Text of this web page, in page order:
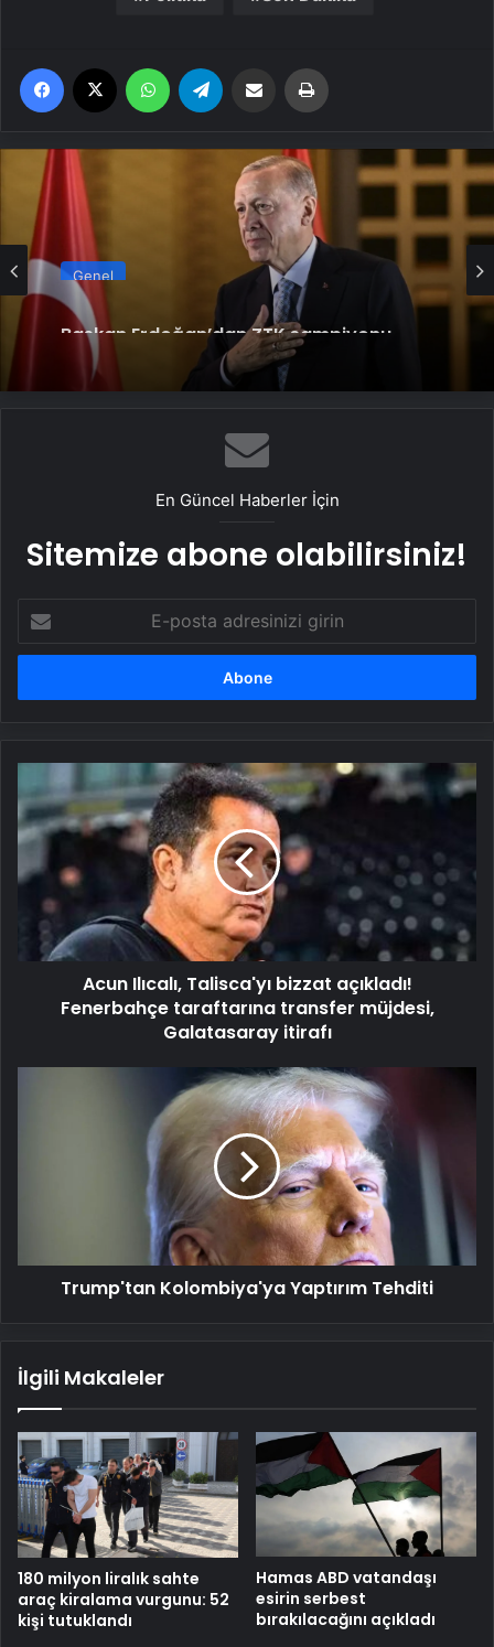
Facebook WhatsApp Email'den paylaş
Genel
Başkan Erdoğan’dan ZTK şampiyonu
Galatasaray’a tebrik
En Güncel Haberler İçin
Sitemize abone olabilirsiniz!
posta
adresinizi
Ilıcalı,
Talisca'yı
bizzat
açıkladı!
Fenerbahçe
taraftarına
transfer
müjdesi,
GalatasarayAcun Ilıcalı, Talisca'yı bizzat açıkladı!
Fenerbahçe taraftarına transfer müjdesi,
Galatasaray itirafı
Trump'tan Kolombiya'ya Yaptırım Tehditi
İlgili Makaleler
180 milyon liralık sahte
araç kiralama vurgunu: 52
kişi tutuklandı
Hamas ABD vatandaşı
esirin serbest
bırakılacağını açıkladı